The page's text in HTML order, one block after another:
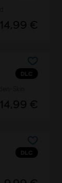
14,99 €
DLC
14,99 €
DLC